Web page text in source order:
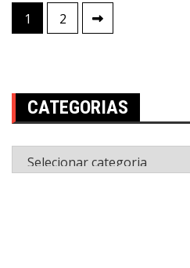
Paginação
de
1 2
CATEGORIAS
Categorias